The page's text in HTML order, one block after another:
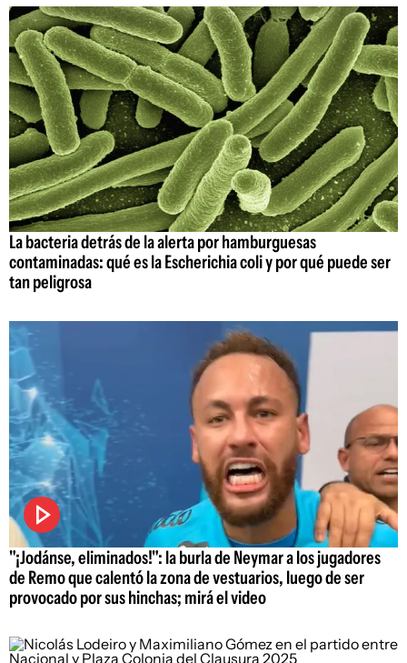
La bacteria detrás de la alerta por hamburguesas
contaminadas: qué es la Escherichia coli y por qué puede ser
tan peligrosa
"¡Jodánse, eliminados!": la burla de Neymar a los jugadores
de Remo que calentó la zona de vestuarios, luego de ser
provocado por sus hinchas; mirá el video